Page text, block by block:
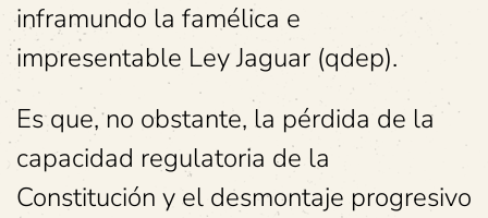
inframundo la famélica e
impresentable Ley Jaguar (qdep).
Es que, no obstante, la pérdida de la
capacidad regulatoria de la
Constitución y el desmontaje progresivo